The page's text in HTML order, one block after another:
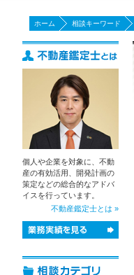
ホーム 相談キーワード
個人や企業を対象に、不動
産の有効活用、開発計画の
策定などの総合的なアドバ
イスを行っています。
不動産鑑定士とは »